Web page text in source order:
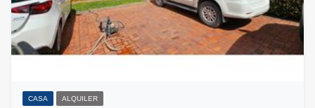
CASA ALQUILER